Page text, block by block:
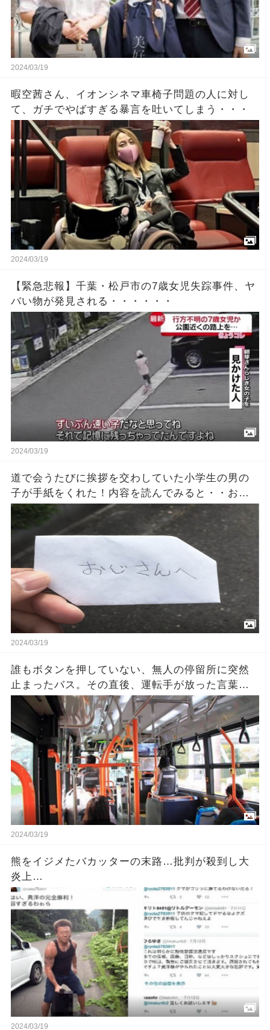
2024/03/19
暇空茜さん、イオンシネマ車椅子問題の人に対し
て、ガチでやばすぎる暴言を吐いてしまう・・・
2024/03/19
【緊急悲報】千葉・松戸市の7歳女児失踪事件、ヤ
バい物が発見される・・・・・・
2024/03/19
道で会うたびに挨拶を交わしていた小学生の男の
子が手紙をくれた！内容を読んでみると・・おじ
さん、嬉しすぎて泣きそうです！
2024/03/19
誰もボタンを押していない、無人の停留所に突然
止まったバス。その直後、運転手が放った言葉に
乗客の顔色が変わった….
2024/03/19
熊をイジメたバカッターの末路…批判が殺到し大
炎上…
2024/03/19